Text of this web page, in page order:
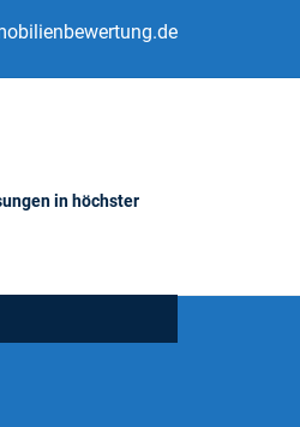
in höchster